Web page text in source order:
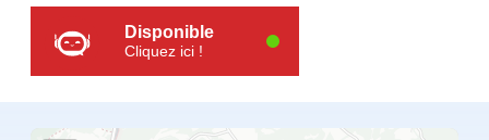
Disponible
Cliquez ici !